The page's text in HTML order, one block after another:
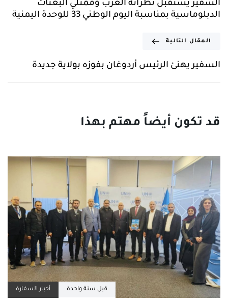
السفير يستقبل نظرائه العرب وممثلي البعثات
الدبلوماسية بمناسبة اليوم الوطني 33 للوحدة اليمنية
المقال التالية
السفير يهنئ الرئيس أردوغان بفوزه بولاية جديدة
قبل سنة واحدة أخبار السفارة